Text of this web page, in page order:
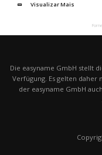
Visualizar Mais
Die easyname GmbH stellt
Verfügung. Es gelten daher
der easyname GmbH